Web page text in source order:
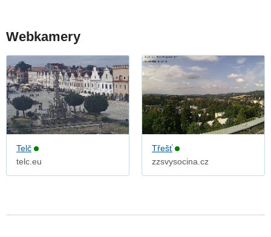
Webkamery
Telč
telc.eu
Třešť
zzsvysocina.cz